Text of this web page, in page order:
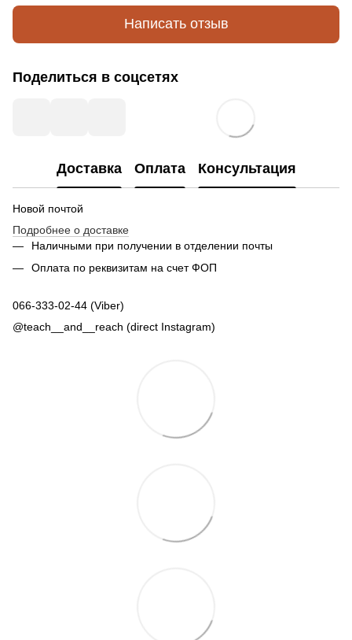
Написать отзыв
Поделиться в соцсетях
Доставка Оплата Консультация
Новой почтой
Подробнее о доставке
Наличными при получении в отделении почты
Оплата по реквизитам на счет ФОП
066-333-02-44 (Viber)
@teach__and__reach (direct Instagram)